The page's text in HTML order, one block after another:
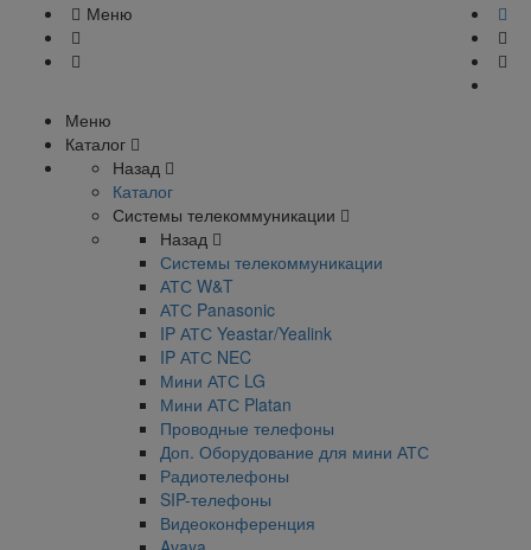
Меню
Меню
Каталог
Назад
Каталог
Системы телекоммуникации
Назад
Системы телекоммуникации
АТС W&T
АТС Panasonic
IP АТС Yeastar/Yealink
IP АТС NEC
Мини АТС LG
Мини АТС Platan
Проводные телефоны
Доп. Оборудование для мини АТС
Радиотелефоны
SIP-телефоны
Видеоконференция